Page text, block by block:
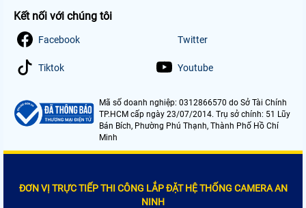
Kết nối với chúng tôi
Facebook Twitter
Tiktok Youtube
Mã số doanh nghiệp: 0312866570 do Sở Tài Chính
TP.HCM cấp ngày 23/07/2014. Trụ sở chính: 51 Lũy
Bán Bích, Phường Phú Thạnh, Thành Phố Hồ Chí
Minh
ĐƠN VỊ TRỰC TIẾP THI CÔNG LẮP ĐẶT HỆ THỐNG CAMERA AN
NINH